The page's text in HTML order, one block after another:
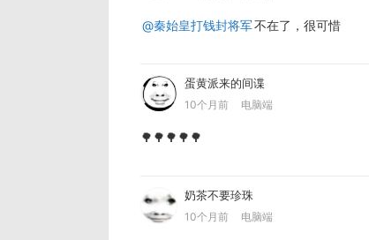
@秦始皇打钱封将军不在了，很可惜
蛋黄派来的间谍
10个月前 电脑端
🌳🌳🌳🌳🌳
奶茶不要珍珠
10个月前 电脑端